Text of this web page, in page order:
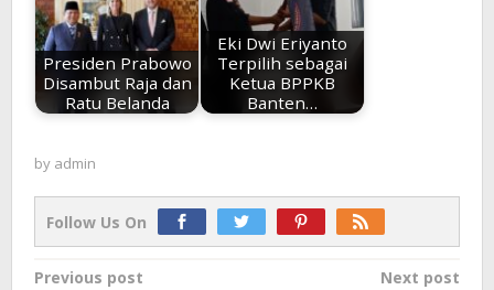
Presiden Prabowo
Disambut Raja dan
Ratu Belanda
Eki Dwi Eriyanto
Terpilih sebagai
Ketua BPPKB
Banten…
by admin
Follow Us On
Post
Previous post
Next post